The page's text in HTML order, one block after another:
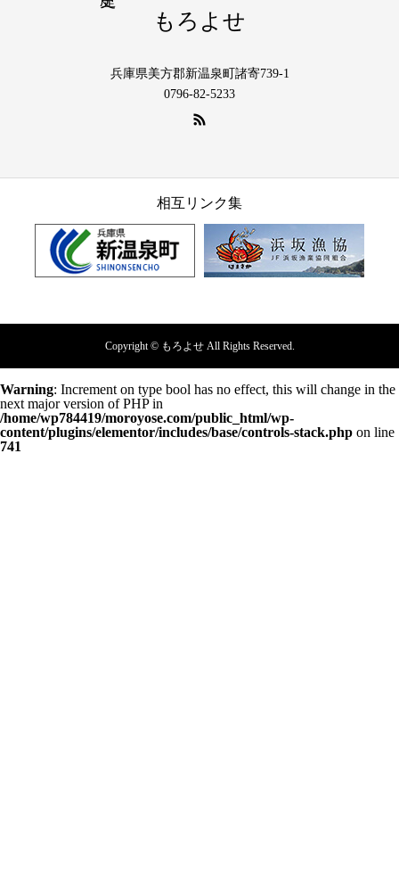
もろよせ
兵庫県美方郡新温泉町諸寄739-1
0796-82-5233
相互リンク集
Copyright © もろよせ All Rights Reserved.
Warning: Increment on type bool has no effect, this will change in the
next major version of PHP in
/home/wp784419/moroyose.com/public_html/wp-
content/plugins/elementor/includes/base/controls-stack.php on line
741